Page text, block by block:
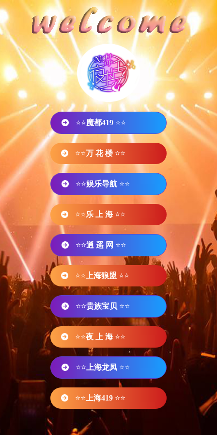
⭐⭐魔都419 ⭐⭐
⭐⭐万 花 楼 ⭐⭐
⭐⭐娱乐导航 ⭐⭐
⭐⭐乐 上 海 ⭐⭐
⭐⭐逍 遥 网 ⭐⭐
⭐⭐ 上海狼盟 ⭐⭐
⭐⭐贵族宝贝 ⭐⭐
⭐⭐夜 上 海 ⭐⭐
⭐⭐ 上海龙凤 ⭐⭐
⭐⭐ 上海419 ⭐⭐